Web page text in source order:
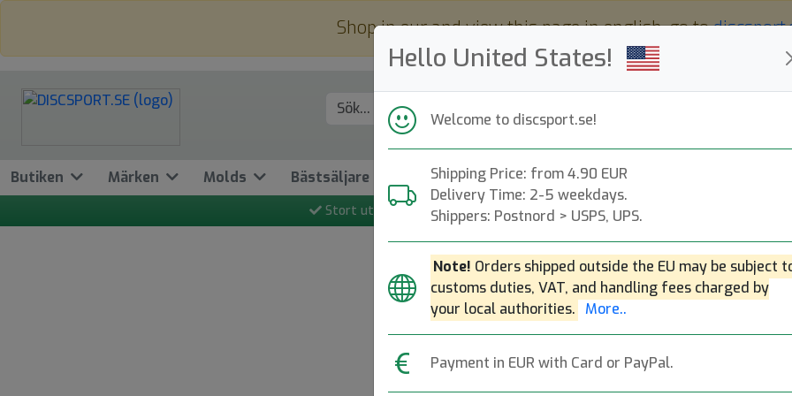
Hello United States!
Welcome to discsport.se!
Shipping Price: from 4.90 EUR
Delivery Time: 2-5 weekdays.
Shippers: Postnord > USPS, UPS.
Note! Orders shipped outside the EU may be subject
customs duties, VAT, and handling fees charged by
your local authorities. More..
Payment in EUR with Card or PayPal.
Shop in eur and view this page in english, go to
Butiken Märken Molds Bästsäljare Nyheter Påfyllt Kampanjer
Stort utbud Snabba leveranser Fri frakt över 149 EUR